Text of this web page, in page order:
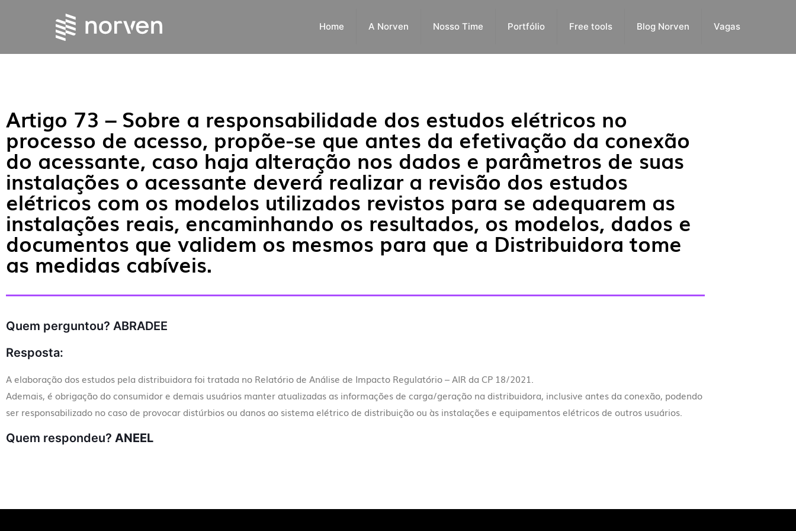
Home A Norven Nosso Time Portfólio Free tools Blog Norven Vagas
Artigo 73 – Sobre a responsabilidade dos estudos elétricos no
processo de acesso, propõe-se que antes da efetivação da conexão
do acessante, caso haja alteração nos dados e parâmetros de suas
instalações o acessante deverá realizar a revisão dos estudos
elétricos com os modelos utilizados revistos para se adequarem as
instalações reais, encaminhando os resultados, os modelos, dados e
documentos que validem os mesmos para que a Distribuidora tome
as medidas cabíveis.
Quem perguntou? ABRADEE
Resposta:
A elaboração dos estudos pela distribuidora foi tratada no Relatório de Análise de Impacto Regulatório – AIR da CP 18/2021.
Ademais, é obrigação do consumidor e demais usuários manter atualizadas as informações de carga/geração na distribuidora, inclusive antes da conexão, podendo
ser responsabilizado no caso de provocar distúrbios ou danos ao sistema elétrico de distribuição ou às instalações e equipamentos elétricos de outros usuários.
Quem respondeu? ANEEL